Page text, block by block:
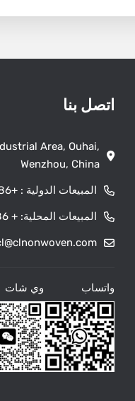
اتصل بنا
Area, Ouhai,
Wenzhou, China
المبيعات الدولية : +86 15968788570 (Mr Zhang)
المبيعات المحلية: + 86 18057731588 ( Mr Hu )
واتساب وي شات